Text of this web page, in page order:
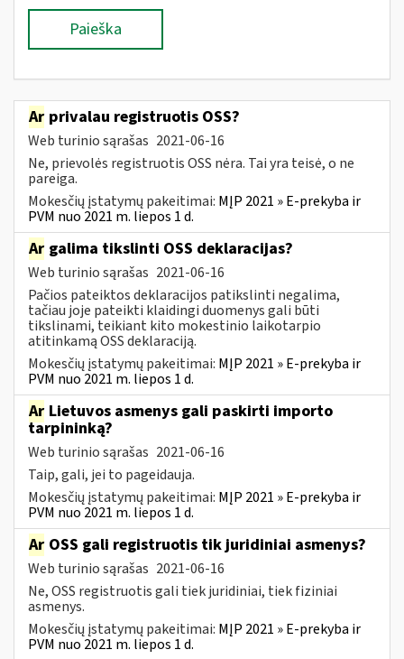
Paieška
Ar privalau registruotis OSS?
Web turinio sąrašas 2021-06-16
Ne, prievolės registruotis OSS nėra. Tai yra teisė, o ne
pareiga.
Mokesčių įstatymų pakeitimai: MĮP 2021 » E-prekyba ir
PVM nuo 2021 m. liepos 1 d.
Ar galima tikslinti OSS deklaracijas?
Web turinio sąrašas 2021-06-16
Pačios pateiktos deklaracijos patikslinti negalima,
tačiau joje pateikti klaidingi duomenys gali būti
tikslinami, teikiant kito mokestinio laikotarpio
atitinkamą OSS deklaraciją.
Mokesčių įstatymų pakeitimai: MĮP 2021 » E-prekyba ir
PVM nuo 2021 m. liepos 1 d.
Ar Lietuvos asmenys gali paskirti importo
tarpininką?
Web turinio sąrašas 2021-06-16
Taip, gali, jei to pageidauja.
Mokesčių įstatymų pakeitimai: MĮP 2021 » E-prekyba ir
PVM nuo 2021 m. liepos 1 d.
Ar OSS gali registruotis tik juridiniai asmenys?
Web turinio sąrašas 2021-06-16
Ne, OSS registruotis gali tiek juridiniai, tiek fiziniai
asmenys.
Mokesčių įstatymų pakeitimai: MĮP 2021 » E-prekyba ir
PVM nuo 2021 m. liepos 1 d.